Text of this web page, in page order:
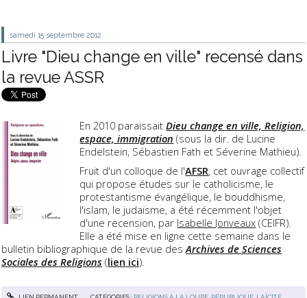
samedi 15 septembre 2012
Livre "Dieu change en ville" recensé dans
la revue ASSR
En 2010 paraissaitDieu change en ville, Religion,
espace, immigration (sous la dir. de Lucine
Endelstein, Sébastien Fath et Séverine Mathieu).
Fruit d'un colloque de l'AFSR, cet ouvrage collectif
qui propose études sur le catholicisme, le
protestantisme évangélique, le bouddhisme,
l'islam, le judaïsme, a été récemment l'objet
d'une recension, par Isabelle Jonveaux (CEIFR).
Elle a été mise en ligne cette semaine dans le
bulletin bibliographique de la revue des Archives de Sciences
Sociales des Religions (lien ici).